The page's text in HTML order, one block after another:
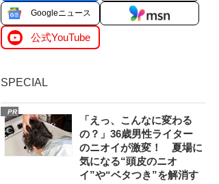
Googleニュース
公式YouTube
SPECIAL
PR
「えっ、こんなに変わる
の？」36歳男性ライター
のニオイが激変！ 夏場に
気になる“頭皮のニオ
イ”や“ベタつき”を解消す